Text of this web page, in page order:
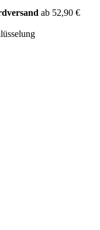
ab 52,90 €